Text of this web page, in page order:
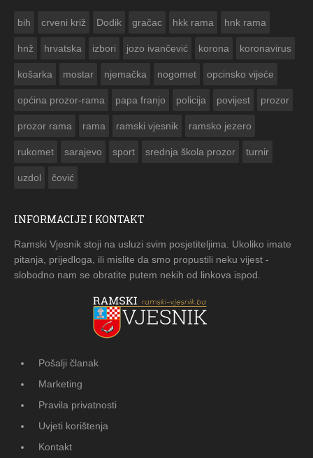
bih crveni križ Dodik gračac hkk rama hnk rama
hnž hrvatska izbori jozo ivančević korona koronavirus
košarka mostar njemačka nogomet opcinsko vijeće
općina prozor-rama papa franjo policija povijest prozor
prozor rama rama ramski vjesnik ramsko jezero
rukomet sarajevo sport srednja škola prozor turnir
uzdol čović
INFORMACIJE I KONTAKT
Ramski Vjesnik stoji na usluzi svim posjetiteljima. Ukoliko imate
pitanja, prijedloga, ili mislite da smo propustili neku vijest -
slobodno nam se obratite putem nekih od linkova ispod.
Pošalji članak
Marketing
Pravila privatnosti
Uvjeti korištenja
Kontakt